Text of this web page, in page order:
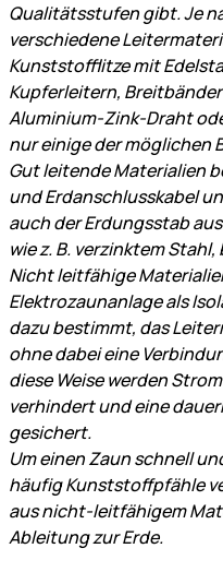
Qualitätsstufen gibt. Je
verschiedene
Kunststofflitze mit
Kupferleitern,
Aluminium-Zink-Draht
nur einige der möglichen
Gut leitende Materialien
und Erdanschlusskabel
auch der Erdungsstab
wie z. B. verzinktem
Nicht leitfähige
Elektrozaunanlage als
dazu bestimmt, das
ohne dabei eine
diese Weise werden
verhindert und eine
gesichert.
Um einen Zaun schnell
häufig Kunststoffpfähle
aus nicht-leitfähigem
Ableitung zur Erde.